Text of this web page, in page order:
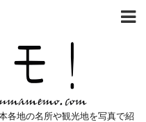
地の名所や観光地を写真で紹